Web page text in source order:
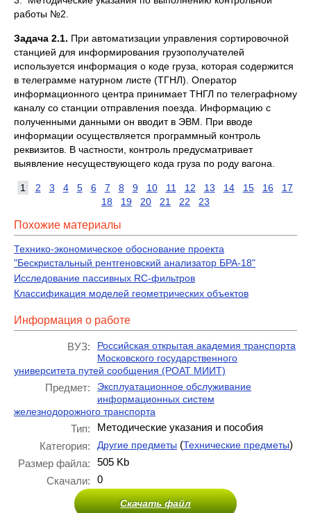
работы №2.
Задача 2.1. При автоматизации управления сортировочной
станцией для информирования грузополучателей
используется информация о коде груза, которая содержится
в телеграмме натурном листе (ТГНЛ). Оператор
информационного центра принимает ТНГЛ по телеграфному
каналу со станции отправления поезда. Информацию с
полученными данными он вводит в ЭВМ. При вводе
информации осуществляется программный контроль
реквизитов. В частности, контроль предусматривает
выявление несуществующего кода груза по роду вагона.
1 2 3 4 5 6 7 8 9 10 11 12 13 14 15 16
17
18
19 20 21 22 23
Похожие материалы
Технико-экономическое обоснование проекта
"Бескристальный рентгеновский анализатор БРА-18"
Исследование пассивных RC-фильтров
Классификация моделей геометрических объектов
Информация о работе
ВУЗ:
Российская открытая академия транспорта
Московского государственного
университета путей сообщения (РОАТ МИИТ)
Предмет:
Эксплуатационное обслуживание
информационных систем
железнодорожного транспорта
Тип:
Методические указания и пособия
Категория:
Другие предметы (Технические предметы)
Размер файла:
505 Kb
Скачали:
0
Скачать файл